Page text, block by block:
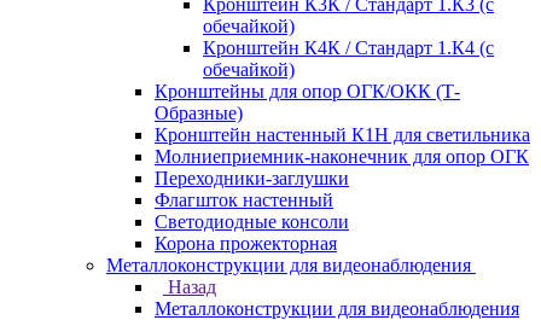
Кронштейн К3К / Стандарт 1.К3 (с
обечайкой)
Кронштейн К4К / Стандарт 1.К4 (с
обечайкой)
Кронштейны для опор ОГК/ОКК (Т-
Образные)
Кронштейн настенный К1Н для светильника
Молниеприемник-наконечник для опор ОГК
Переходники-заглушки
Флагшток настенный
Светодиодные консоли
Корона прожекторная
Металлоконструкции для видеонаблюдения
Назад
Металлоконструкции для видеонаблюдения